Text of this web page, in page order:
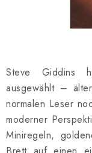
Kontakt FAQ
Steve Giddins
ausgewählt –
normalen Leser
moderner
Miniregeln,